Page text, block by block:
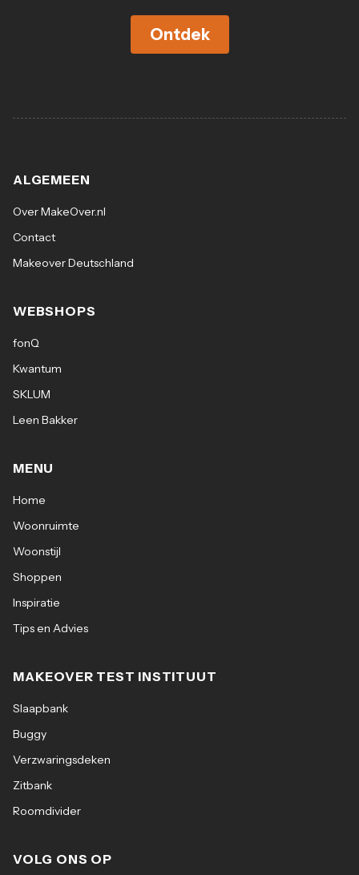
Ontdek
ALGEMEEN
Over MakeOver.nl
Contact
Makeover Deutschland
WEBSHOPS
fonQ
Kwantum
SKLUM
Leen Bakker
MENU
Home
Woonruimte
Woonstijl
Shoppen
Inspiratie
Tips en Advies
MAKEOVER TEST INSTITUUT
Slaapbank
Buggy
Verzwaringsdeken
Zitbank
Roomdivider
VOLG ONS OP